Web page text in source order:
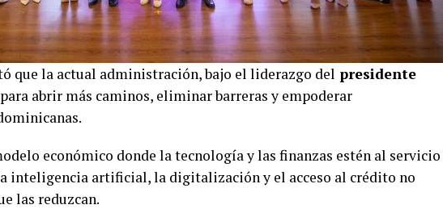
que la actual administración, bajo el liderazgo del presidente
abrir más caminos, eliminar barreras y empoderar
económico donde la tecnología y las finanzas estén al servicio
inteligencia artificial, la digitalización y el acceso al crédito no
las reduzcan.